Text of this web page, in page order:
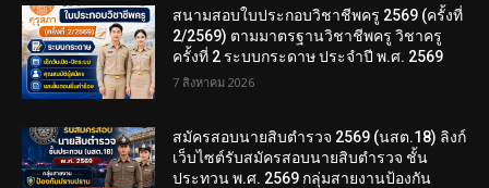
สนามสอบใบประกอบวิชาชีพครู 2569 (ครั้งที่
2/2569) ตามมาตรฐานวิชาชีพครู วิชาครู
ครั้งที่ 2 ระบบกระดาษ ประจำปี พ.ศ. 2569
7 สิงหาคม 2026
สมัครสอบนายสิบตำรวจ 2569 (นสต.18) ลิงก์
เว็บไซต์รับสมัครสอบนายสิบตำรวจ ชั้น
ประทวน พ.ศ. 2569 กลุ่มสายงานป้องกัน